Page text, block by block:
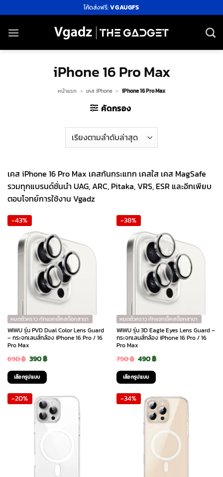
ไป
ยัง
โค้ดส่งฟรี:VGAUGFS
iPhone 16 Pro Max
หน้าแรก > เคส iPhone > iPhone 16 Pro Max
คัดกรอง
เคส iPhone 16 Pro Max เคสกันกระแทก เคสใส เคส MagSafe
รวมทุกแบรนด์ชั่นนำ UAG, ARC, Pitaka, VRS, ESR และอีกเพียบ
ตอบโจทย์การใช้งาน Vgadz
-43%
หมดชั่วคราว ทักแชทเช็คสต๊อกสาขา
WiWU รุ่น PVD Dual Color Lens Guard
– กระจกเลนส์กล้อง iPhone 16 Pro / 16
Pro Max
690฿ Original
price
was:
690 ฿.
390฿Current
390 ฿.
เลือกรูปแบบ
product
variants.
-38%
หมดชั่วคราว ทักแชทเช็คสต๊อกสาขา
WiWU รุ่น 3D Eagle Eyes Lens Guard –
กระจกเลนส์กล้อง iPhone 16 Pro / 16
Pro Max
790฿ Original
price
was:
790 ฿.
490฿Current
490 ฿.
เลือกรูปแบบ
product
-20% -34%